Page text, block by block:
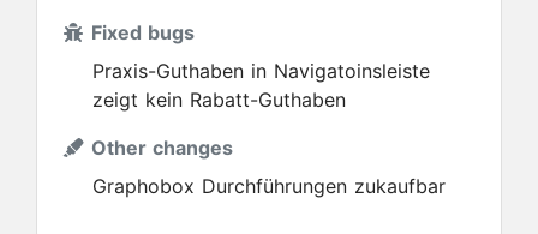
Fixed bugs
Praxis-Guthaben in Navigatoinsleiste
zeigt kein Rabatt-Guthaben
Other changes
Graphobox Durchführungen zukaufbar